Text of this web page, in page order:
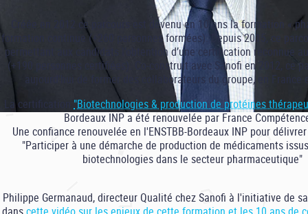
Créée en 2012 ce parcours est devenu en 10 ans la formation «
formation continue (+260 personnes formées). Depuis 2015, ce
permettant aux candidats l’obtention d’une certification reconnue
(+190 personnes certifiées). Co-construit avec Sanofi en 2012, ce
aujourd’hui de former des collaborateurs du groupe, en France
La certification "Biotechnologies & production de protéines
Bordeaux INP a été renouvelée par France
Une confiance renouvelée en l'ENSTBB-Bordeaux INP pour
"Participer à une démarche de production de médicaments
biotechnologies dans le secteur pharmaceutique"
Philippe Germanaud, directeur Qualité chez Sanofi à l'initiative de